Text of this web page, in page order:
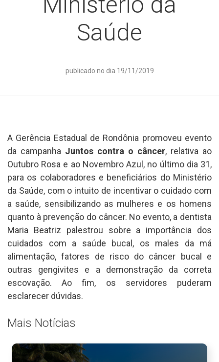
Saúde
publicado no dia 19/11/2019
A Gerência Estadual de Rondônia promoveu evento
da campanha Juntos contra o câncer, relativa ao
Outubro Rosa e ao Novembro Azul, no último dia 31,
para os colaboradores e beneficiários do Ministério
da Saúde, com o intuito de incentivar o cuidado com
a saúde, sensibilizando as mulheres e os homens
quanto à prevenção do câncer. No evento, a dentista
Maria Beatriz palestrou sobre a importância dos
cuidados com a saúde bucal, os males da má
alimentação, fatores de risco do câncer bucal e
outras gengivites e a demonstração da correta
escovação. Ao fim, os servidores puderam
esclarecer dúvidas.
Mais Notícias